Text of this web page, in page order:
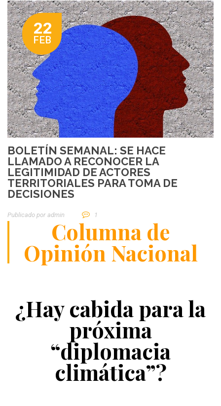
22
FEB
BOLETÍN SEMANAL: SE HACE
LLAMADO A RECONOCER LA
LEGITIMIDAD DE ACTORES
TERRITORIALES PARA TOMA DE
DECISIONES
Publicado por Admin 1
Columna de
Opinión Nacional
¿Hay cabida para la
próxima
“diplomacia
climática”?